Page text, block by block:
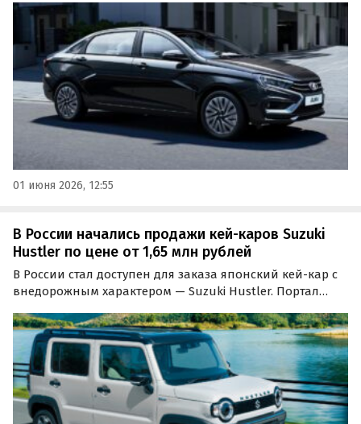
появилась на официальном сайте компании,
сообщают в понедельник «Автоновости дня».
01 июня 2026, 12:55
В России начались продажи кей-каров Suzuki
Hustler по цене от 1,65 млн рублей
В России стал доступен для заказа японский кей-кар с
внедорожным характером — Suzuki Hustler. Портал
классифайдов объявления о продаже двух таких
автомобилей стоимостью 1 650 000 и 1 700 000 рублей…